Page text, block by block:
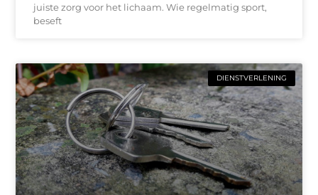
juiste zorg voor het lichaam. Wie regelmatig sport,
beseft
DIENSTVERLENING